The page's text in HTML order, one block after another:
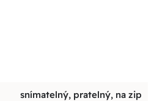
snímatelný, pratelný, na zip